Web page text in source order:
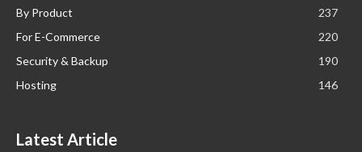
By Product
237
For E-Commerce
220
Security & Backup
190
Hosting
146
Latest Article